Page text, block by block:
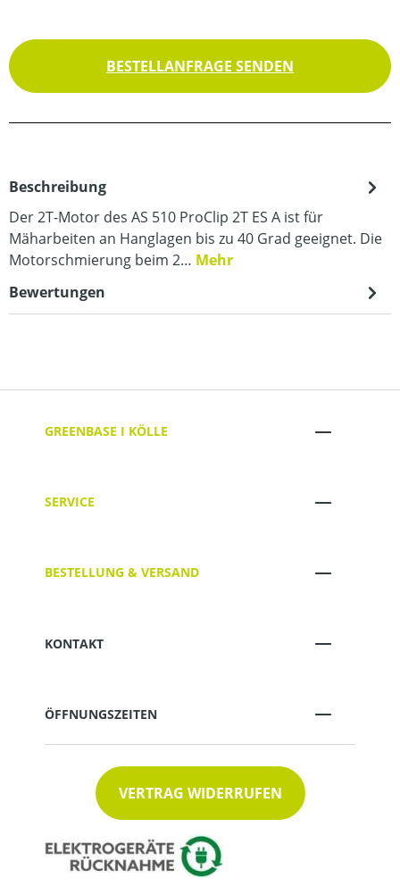
BESTELLANFRAGE SENDEN
Beschreibung
Der 2T-Motor des AS 510 ProClip 2T ES A ist für
Mäharbeiten an Hanglagen bis zu 40 Grad geeignet. Die
Motorschmierung beim 2… Mehr
Bewertungen
GREENBASE I KÖLLE
SERVICE
BESTELLUNG & VERSAND
KONTAKT
ÖFFNUNGSZEITEN
VERTRAG WIDERRUFEN